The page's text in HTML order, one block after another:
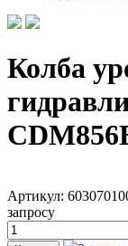
Колба
Артикул:
запросу